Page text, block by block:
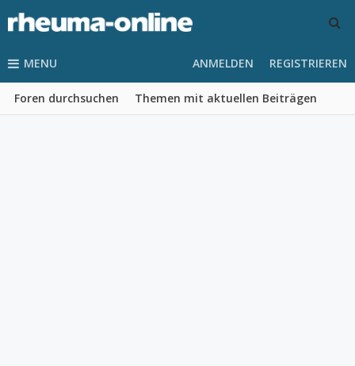
MENU
Foren durchsuchen Themen mit aktuellen Beiträgen
ANMELDEN REGISTRIEREN